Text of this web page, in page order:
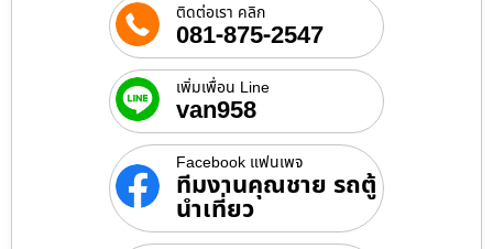
ติดต่อเรา คลิก
081-875-2547
เพิ่มเพื่อน Line
van958
Facebook แฟนเพจ
ทีมงานคุณชาย รถตู้
นำเที่ยว